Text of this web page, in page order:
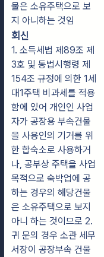
물은 소유주택으로 보
지 아니하는 것임
회신
1. 소득세법 제89조 제
3호 및 동법시행령 제
154조 규정에 의한 1세
대1주택 비과세를 적용
함에 있어 개인인 사업
자가 공장용 부속건물
을 사용인의 기거를 위
한 합숙소로 사용하거
나, 공부상 주택을 사업
목적으로 숙박업에 공
하는 경우의 해당건물
은 소유주택으로 보지
아니 하는 것이므로 2.
귀 문의 경우 소관 세무
서장이 공장부속 건물